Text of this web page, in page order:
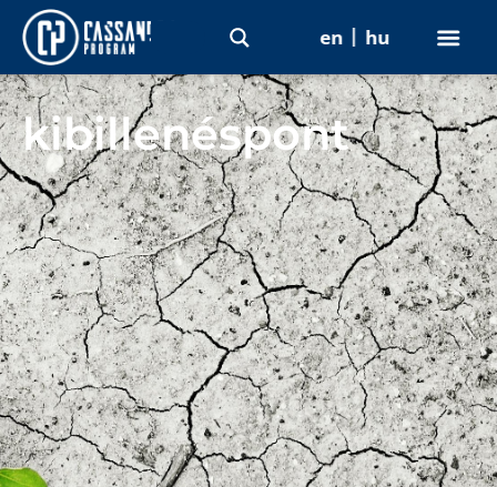
en hu
kibillenéspont